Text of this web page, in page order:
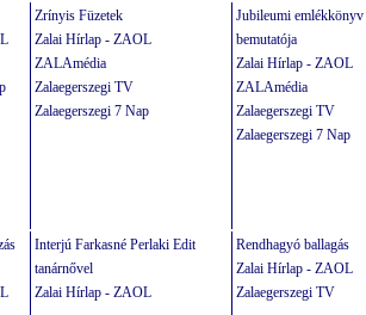
Zrínyis Füzetek
Zalai Hírlap - ZAOL
ZALAmédia
Zalaegerszegi TV
Zalaegerszegi 7 Nap
Jubileumi emlékkönyv
bemutatója
Zalai Hírlap - ZAOL
ZALAmédia
Zalaegerszegi TV
Zalaegerszegi 7 Nap
Interjú Farkasné Perlaki Edit
tanárnővel
Zalai Hírlap - ZAOL
Rendhagyó ballagás
Zalai Hírlap - ZAOL
Zalaegerszegi TV